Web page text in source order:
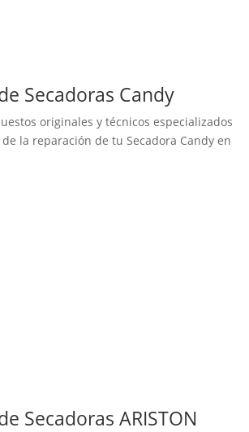
Secadoras Candy
originales y técnicos especializados
la reparación de tu Secadora Candy en
Secadoras ARISTON